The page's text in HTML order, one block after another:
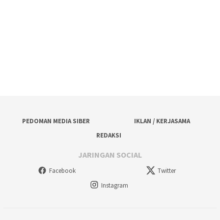
PEDOMAN MEDIA SIBER
IKLAN / KERJASAMA
REDAKSI
JARINGAN SOCIAL
Facebook
Twitter
Instagram